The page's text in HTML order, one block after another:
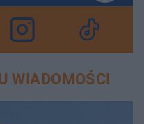
WIADOMOŚCI